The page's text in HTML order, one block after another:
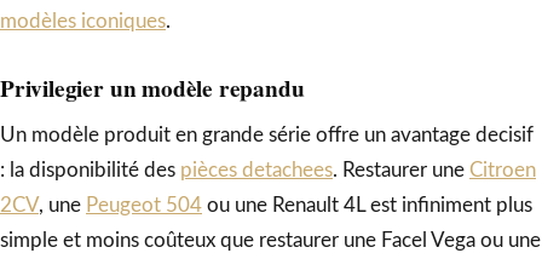
modèles iconiques.
Privilegier un modèle repandu
Un modèle produit en grande série offre un avantage decisif
: la disponibilité des pièces detachees. Restaurer une Citroen
2CV, une Peugeot 504 ou une Renault 4L est infiniment plus
simple et moins coûteux que restaurer une Facel Vega ou une